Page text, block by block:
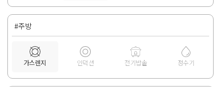
#주방
가스렌지 인덕션 전기밥솥 정수기